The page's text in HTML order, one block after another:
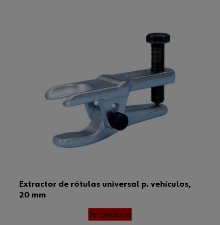
Extractor de rótulas universal p. vehículos,
20 mm
Ver producto